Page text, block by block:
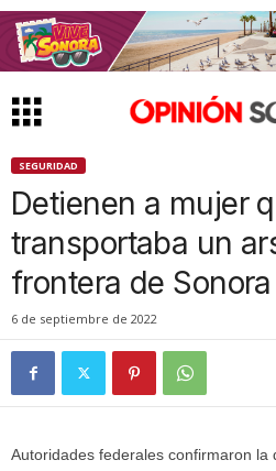
SEGURIDAD
Detienen a mujer
transportaba un
frontera de Sonora
6 de septiembre de 2022
Autoridades federales confirmaron la